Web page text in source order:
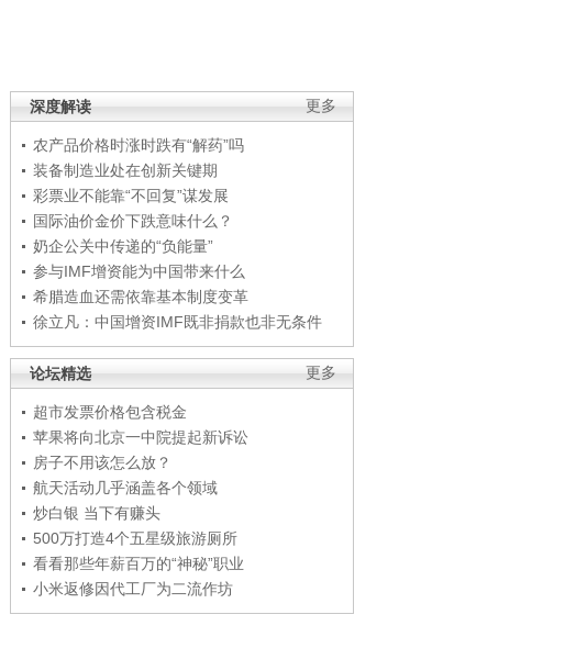
更多
深度解读
农产品价格时涨时跌有“解药”吗
装备制造业处在创新关键期
彩票业不能靠“不回复”谋发展
国际油价金价下跌意味什么？
奶企公关中传递的“负能量”
参与IMF增资能为中国带来什么
希腊造血还需依靠基本制度变革
徐立凡：中国增资IMF既非捐款也非无条件
更多
论坛精选
超市发票价格包含税金
苹果将向北京一中院提起新诉讼
房子不用该怎么放？
航天活动几乎涵盖各个领域
炒白银 当下有赚头
500万打造4个五星级旅游厕所
看看那些年薪百万的“神秘”职业
小米返修因代工厂为二流作坊